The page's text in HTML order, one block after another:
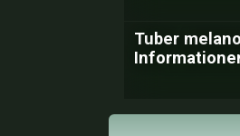
Tuber